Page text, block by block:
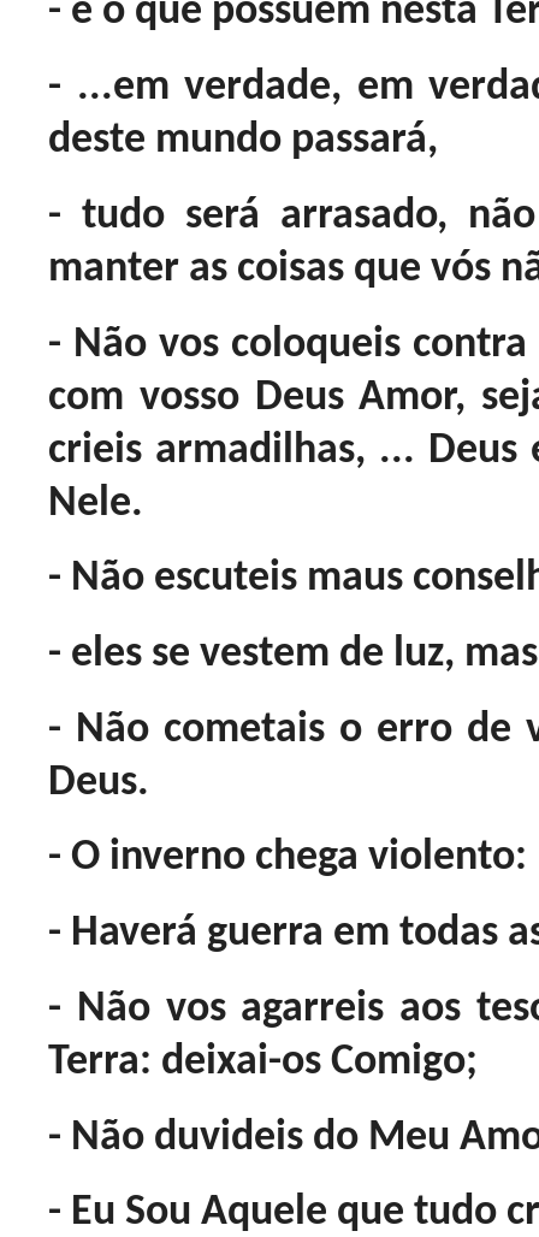
- e o que possuem nesta
- ...em verdade, em
deste mundo passará,
- tudo será arrasado,
manter as coisas que vós
- Não vos coloqueis
com vosso Deus Amor,
crieis armadilhas, ...
Nele.
- Não escuteis maus
- eles se vestem de luz,
- Não cometais o erro de
Deus.
- O inverno chega violento:
- Haverá guerra em todas
- Não vos agarreis aos
Terra: deixai-os Comigo;
- Não duvideis do Meu
- Eu Sou Aquele que tudo